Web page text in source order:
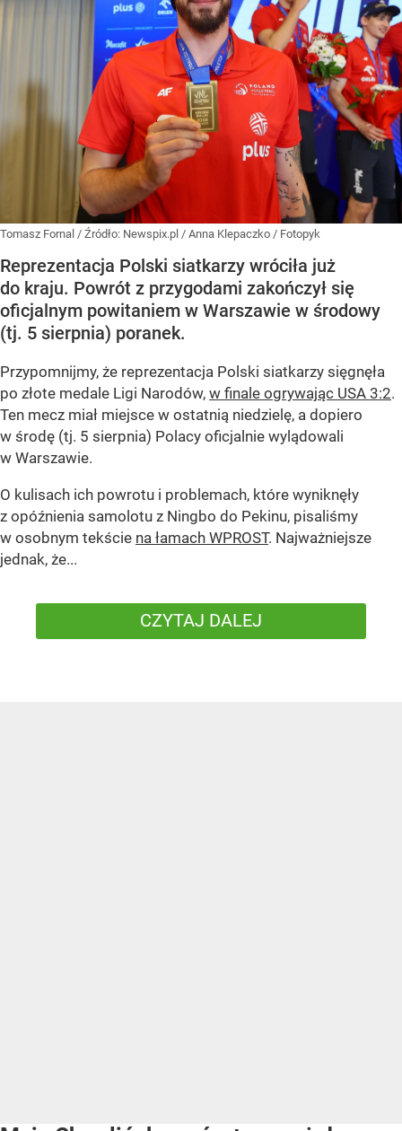
Tomasz Fornal / Źródło: Newspix.pl / Anna Klepaczko / Fotopyk
Reprezentacja Polski siatkarzy wróciła już
do kraju. Powrót z przygodami zakończył się
oficjalnym powitaniem w Warszawie w środowy
(tj. 5 sierpnia) poranek.
Przypomnijmy, że reprezentacja Polski siatkarzy sięgnęła
po złote medale Ligi Narodów, w finale ogrywając USA 3:2.
Ten mecz miał miejsce w ostatnią niedzielę, a dopiero
w środę (tj. 5 sierpnia) Polacy oficjalnie wylądowali
w Warszawie.
O kulisach ich powrotu i problemach, które wyniknęły
z opóźnienia samolotu z Ningbo do Pekinu, pisaliśmy
w osobnym tekście na łamach WPROST. Najważniejsze
jednak, że...
CZYTAJ DALEJ